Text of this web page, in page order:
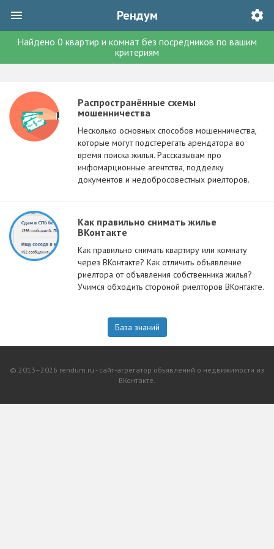
Рендум
Найдено 0 квартир и комнат без посредников по вашим
критериям
Распространённые схемы
мошенничества
Несколько основных способов мошенничества,
которые могут подстерегать арендатора во
время поиска жилья. Рассказывам про
инфомарционные агентства, подделку
документов и недобросовестных риелторов.
Как правильно снимать жилье
ВКонтакте
Как правильно снимать квартиру или комнату
через ВКонтакте? Как отличить объявление
риелтора от объявления собственника жилья?
Учимся обходить стороной риелторов ВКонтакте.
База знаний
© 2013–2026 rendum.ru - сайт-агрегатор объявлений о недвижимости из
ВКонтакте.